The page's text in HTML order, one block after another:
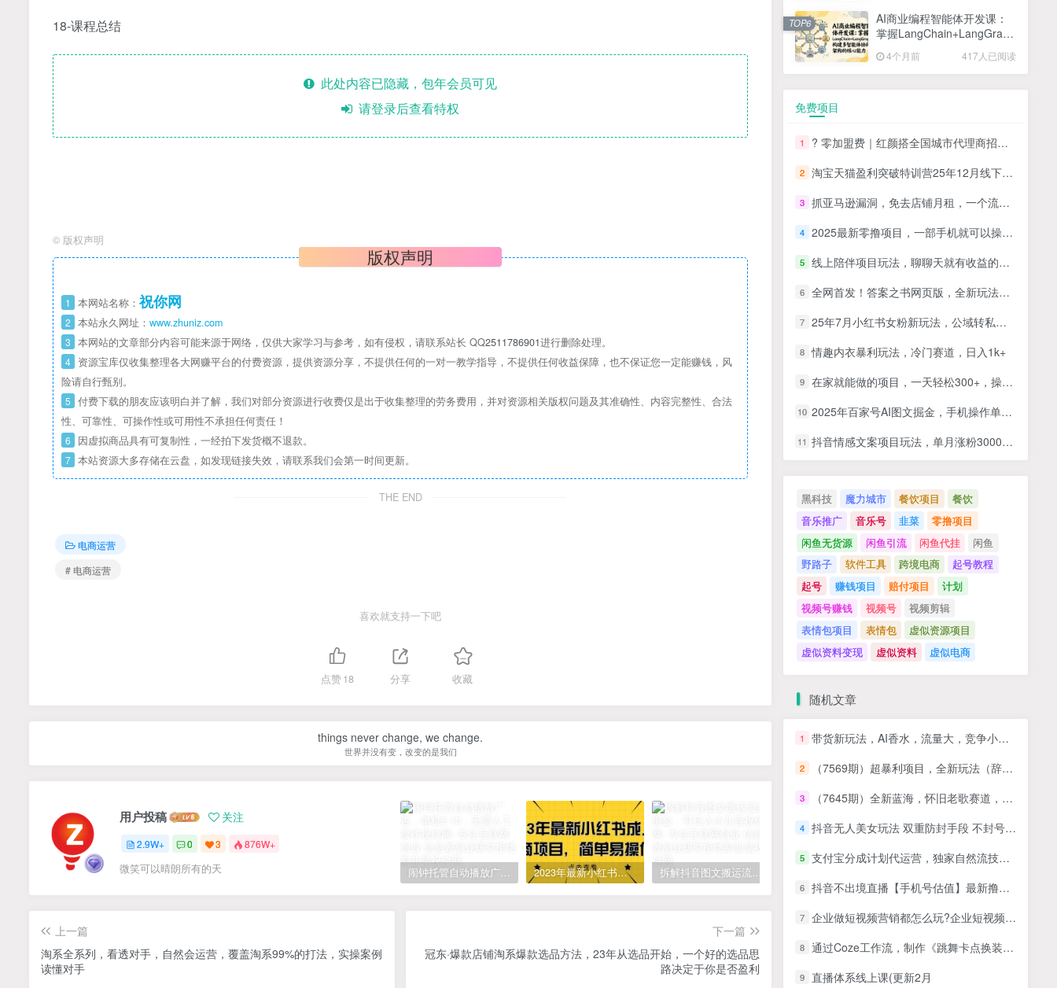
18-课程总结
此处内容已隐藏，包年会员可见
请登录后查看特权
© 版权声明
版权声明
1 本网站名称： 祝你网
2 本站永久网址： www.zhuniz.com
3 本网站的文章部分内容可能来源于网络，仅供大家学习与参考，如有侵权，请联系站长 QQ2511786901进行删除处理。
4 资源宝库仅收集整理各大网赚平台的付费资源，提供资源分享，不提供任何的一对一教学指导，不提供任何收益保障，也不保证您一定能赚钱，风
险请自行甄别。
5 付费下载的朋友应该明白并了解，我们对部分资源进行收费仅是出于收集整理的劳务费用，并对资源相关版权问题及其准确性、内容完整性、合法
性、可靠性、可操作性或可用性不承担任何责任！
6 因虚拟商品具有可复制性，一经拍下发货概不退款。
7 本站资源大多存储在云盘，如发现链接失效，请联系我们会第一时间更新。
THE END
电商运营
# 电商运营
喜欢就支持一下吧
点赞18 分享 收藏
things never change, we change.
世界并没有变，改变的是我们
用户投稿 关注
2.9W+ 0 3 876W+
微笑可以晴朗所有的天 闹钟托管自动播放广告，单机5-10，无需人工操作 2023年最新小红书成人电商项目，简单易操作【详细教程】 拆解抖音图文搬运流量掘金，可日入小几百
上一篇
淘系全系列，看透对手，自然会运营，覆盖淘系99%的打法，实操案例
读懂对手
下一篇
冠东·爆款店铺淘系爆款选品方法，​23年从选品开始，一个好的选品思
路决定于你是否盈利
AI商业编程智能体开发课：
掌握LangChain+LangGraph
心能力
4个月前 417人已阅读
TOP6
免费项目
1 ? 零加盟费｜红颜搭全国城市代理商招募正式启动！
2 淘宝天猫盈利突破特训营25年12月线下课，系统性的深度剖析电商企业经营之道，打造电商标准化运营体系
3 抓亚马逊漏洞，免去店铺月租，一个流量大竞争小，让你有机会成大卖的赛道
4 2025最新零撸项目，一部手机就可以操作，20秒一单，零投入纯薅羊毛，无门槛，一天200+【揭秘】
5 线上陪伴项目玩法，聊聊天就有收益的项目，一个月收益5000+
6 全网首发！答案之书网页版，全新玩法，搭配文档和网页，日入1k+零门槛小白首选副业
7 25年7月小红书女粉新玩法，公域转私域变现，日轻松变现2张+，5分钟简单复制好上手
8 情趣内衣暴利玩法，冷门赛道，日入1k+
9 在家就能做的项目，一天轻松300+，操作简单上手快
10 2025年百家号AI图文掘金，手机操作单号月入4-5位数，低门槛【附指令+工具】
11 抖音情感文案项目玩法，单月涨粉3000+，新手小白也能做
黑科技 魔力城市 餐饮项目
餐饮
音乐推广
音乐号 韭菜
零撸项目
闲鱼无货源
闲鱼引流 闲鱼代挂
闲鱼
野路子
软件工具 跨境电商
起号教程
起号
赚钱项目 赔付项目
计划
视频号赚钱
视频号
视频剪辑
表情包项目
表情包
虚似资源项目
虚似资料变现
虚似资料 虚似电商
随机文章
1 带货新玩法，AI香水，流量大，竞争小，每天稳定30单，手把手带你实操所有人都能做的赛道
2 （7569期）超暴利项目，全新玩法（辞职卖情趣的第几天），七天变现上万，日引500+粉
3 （7645期）全新蓝海，怀旧老歌赛道，教你怎么靠情怀一个月狂赚5w！
4 抖音无人美女玩法 双重防封手段 不封号日入1000+教程+软件+素材
5 支付宝分成计划代运营，独家自然流技术，收益稳定，单号月产5000＋
6 抖音不出境直播【手机号估值】最新撸音浪，日入5000+，简单易学，适合…
7 企业做短视频营销都怎么玩?企业短视频营销课，帮你打开思路
8 通过Coze工作流，制作《跳舞卡点换装视频》，两分钟制作完成，从0到1演示搭建过程
9 直播体系线上课(更新2月